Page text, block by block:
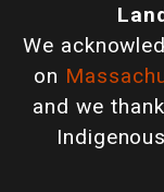
We
on
and we